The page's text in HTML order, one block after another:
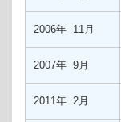
2006年 11月
2007年 9月
2011年 2月